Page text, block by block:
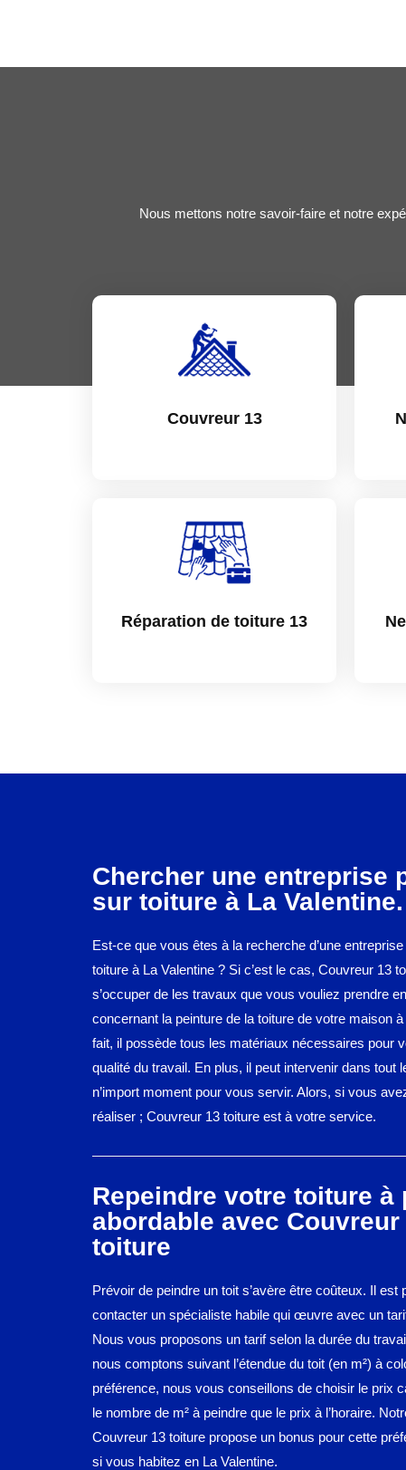
Nous mettons notre savoir-faire et notre
Couvreur 13
Réparation de toiture 13
Chercher une entreprise
sur toiture à La Valentine.
Est-ce que vous êtes à la recherche d’une
toiture à La Valentine ? Si c’est le cas, Couvreur 13
s’occuper de les travaux que vous vouliez prendre
concernant la peinture de la toiture de votre maison
fait, il possède tous les matériaux nécessaires pour
qualité du travail. En plus, il peut intervenir dans tout
n’import moment pour vous servir. Alors, si vous
réaliser ; Couvreur 13 toiture est à votre service.
Repeindre votre toiture à
abordable avec Couvreur
toiture
Prévoir de peindre un toit s’avère être coûteux. Il est
contacter un spécialiste habile qui œuvre avec un
Nous vous proposons un tarif selon la durée du
nous comptons suivant l’étendue du toit (en m²) à
préférence, nous vous conseillons de choisir le prix
le nombre de m² à peindre que le prix à l’horaire.
Couvreur 13 toiture propose un bonus pour cette
si vous habitez en La Valentine.